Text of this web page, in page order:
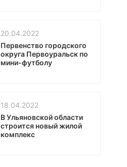
20.04.2022
Первенство городского
округа Первоуральск по
мини-футболу
18.04.2022
В Ульяновской области
строится новый жилой
комплекс